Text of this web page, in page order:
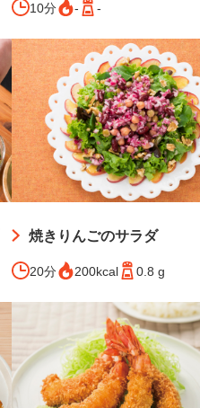
10分 - -
焼きりんごのサラダ
20分 200kcal 0.8 g